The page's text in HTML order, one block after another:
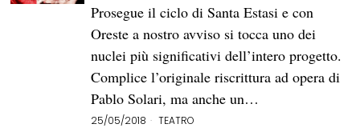
Prosegue il ciclo di Santa Estasi e con
Oreste a nostro avviso si tocca uno dei
nuclei più significativi dell’intero progetto.
Complice l’originale riscrittura ad opera di
Pablo Solari, ma anche un…
25/05/2018 TEATRO